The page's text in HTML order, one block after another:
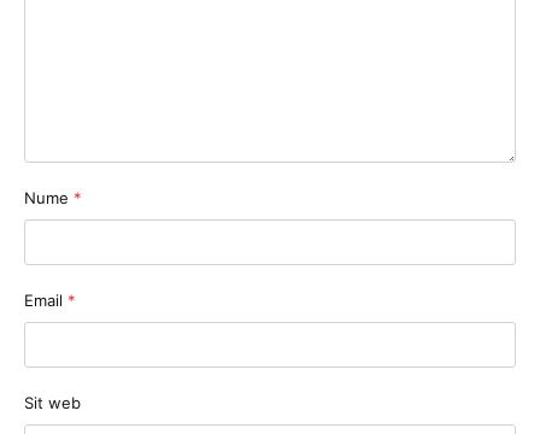
Nume *
Email *
Sit web